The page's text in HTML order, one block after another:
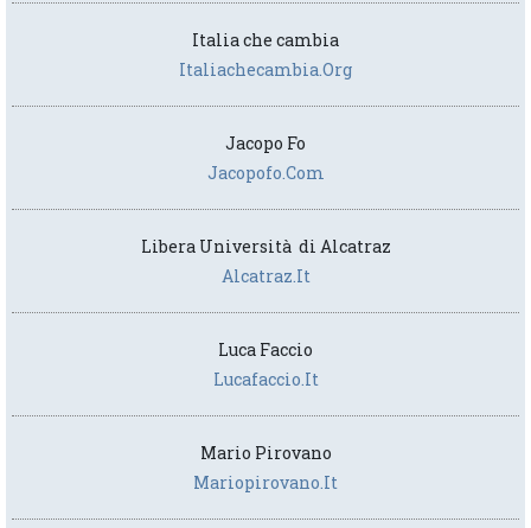
Italia che cambia
Italiachecambia.org
Jacopo Fo
Jacopofo.com
Libera Università di Alcatraz
Alcatraz.it
Luca Faccio
Lucafaccio.it
Mario Pirovano
Mariopirovano.it